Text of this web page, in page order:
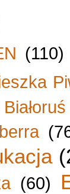
(110)
Białoruś
(60)